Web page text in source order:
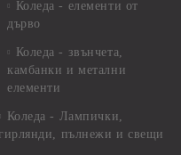
Коледа - елементи от
дърво
Коледа - звънчета,
камбанки и метални
елементи
Коледа - Лампички,
гирлянди, пълнежи и свещи